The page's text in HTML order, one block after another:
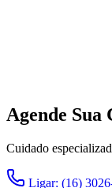
Agende Sua
Cuidado
Ligar: (16)